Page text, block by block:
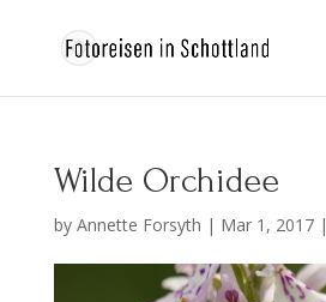
Wilde Orchidee
by Annette Forsyth | Mar 1, 2017|